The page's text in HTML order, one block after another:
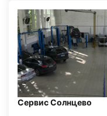
Сервис Солнцево